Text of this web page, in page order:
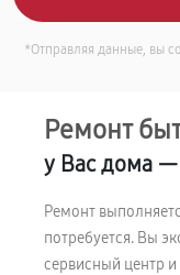
*Отправляя данные, вы
Ремонт
у Вас дома —
Ремонт
потребуется. Вы
сервисный центр